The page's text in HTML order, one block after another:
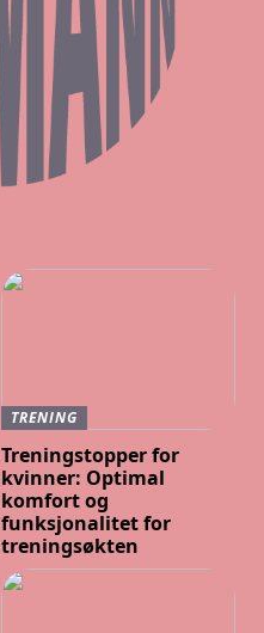
TRENING
Treningstopper for
kvinner: Optimal
komfort og
funksjonalitet for
treningsøkten